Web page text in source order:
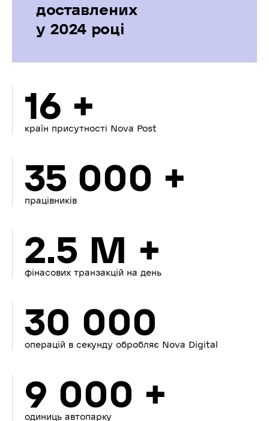
доставлених
у 2024 році
16 +
країн присутності Nova Post
35 000 +
працівників
2.5 M +
фінасових транзакцій на день
30 000
операцій в секунду обробляє Nova Digital
9 000 +
одиниць автопарку